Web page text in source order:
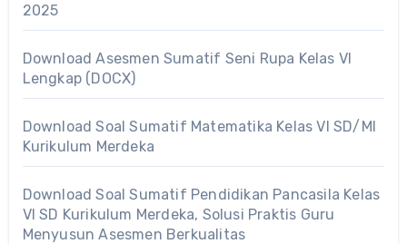
2025
Download Asesmen Sumatif Seni Rupa Kelas VI
Lengkap (DOCX)
Download Soal Sumatif Matematika Kelas VI SD/MI
Kurikulum Merdeka
Download Soal Sumatif Pendidikan Pancasila Kelas
VI SD Kurikulum Merdeka, Solusi Praktis Guru
Menyusun Asesmen Berkualitas